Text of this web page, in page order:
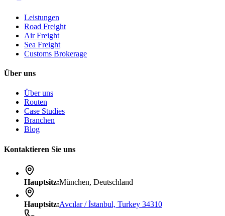
Leistungen
Road Freight
Air Freight
Sea Freight
Customs Brokerage
Über uns
Über uns
Routen
Case Studies
Branchen
Blog
Kontaktieren Sie uns
Hauptsitz:München, Deutschland
Hauptsitz:Avcılar / İstanbul, Turkey 34310